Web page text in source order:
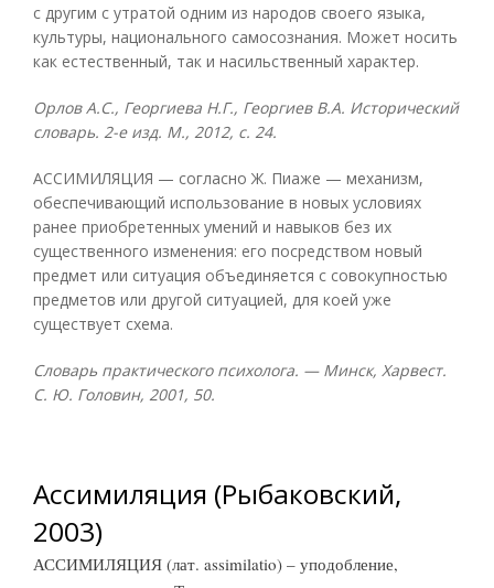
с другим с утратой одним из народов своего языка,
культуры, национального самосознания. Может носить
как естественный, так и насильственный характер.
Орлов А.С., Георгиева Н.Г., Георгиев В.А. Исторический
словарь. 2-е изд. М., 2012, с. 24.
АССИМИЛЯЦИЯ — согласно Ж. Пиаже — механизм,
обеспечивающий использование в новых условиях
ранее приобретенных умений и навыков без их
существенного изменения: его посредством новый
предмет или ситуация объединяется с совокупностью
предметов или другой ситуацией, для коей уже
существует схема.
Словарь практического психолога. — Минск, Харвест.
С. Ю. Головин, 2001, 50.
Ассимиляция (Рыбаковский,
2003)
АССИМИЛЯЦИЯ (лат. assimilatio) – уподобление,